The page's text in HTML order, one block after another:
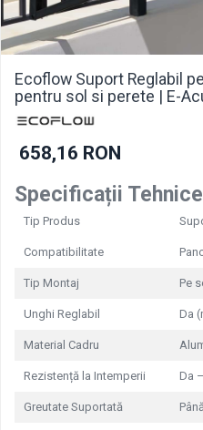
Incarcatoare acumulatori
Panouri fotovoltaice si accesorii
Panouri fotovoltaice
Sisteme prindere panouri
fotovoltaice
Invertoare
Invertoare Hibrid
Invertoare On-grid
MPPT
PWM
Convertoare de tensiune
Sisteme de stocare energie
Ecoflow Suport Reglabil
pentru sol si perete | E-
658,16 RON
Specificații Tehnice
Tip Produs
Compatibilitate
Tip Montaj Pe
Unghi Reglabil Da
Material Cadru
Rezistență la Intemperii Da
Greutate Suportată